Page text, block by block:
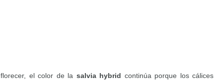
el color de la salvia hybrid continúa porque los cálices